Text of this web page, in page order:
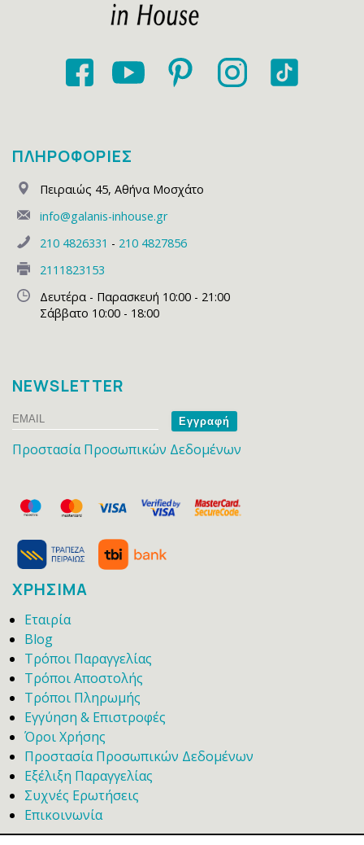
ΠΛΗΡΟΦΟΡΙΕΣ
Πειραιώς 45, Αθήνα Μοσχάτο
info@galanis-inhouse.gr
210 4826331 - 210 4827856
2111823153
Δευτέρα - Παρασκευή 10:00 - 21:00
Σάββατο 10:00 - 18:00
NEWSLETTER
Email
Name
Προστασία Προσωπικών Δεδομένων
ΧΡΗΣΙΜΑ
Εταιρία
Blog
Τρόποι Παραγγελίας
Τρόποι Αποστολής
Τρόποι Πληρωμής
Εγγύηση & Επιστροφές
Όροι Χρήσης
Προστασία Προσωπικών Δεδομένων
Εξέλιξη Παραγγελίας
Συχνές Ερωτήσεις
Επικοινωνία